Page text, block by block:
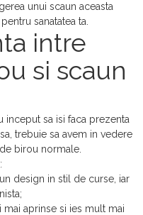
unui scaun aceasta
sanatatea ta.
intre
si scaun
inceput sa isi faca prezenta
trebuie sa avem in vedere
birou normale.
design in stil de curse, iar
aprinse si ies mult mai